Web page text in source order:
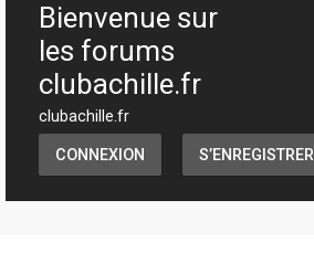
Bienvenue sur
les forums
clubachille.fr
clubachille.fr
CONNEXION S’ENREGISTRER